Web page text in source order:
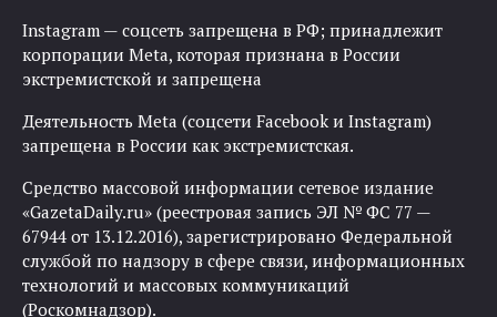
Instagram — соцсеть запрещена в РФ; принадлежит
корпорации Meta, которая признана в России
экстремистской и запрещена
Деятельность Meta (соцсети Facebook и Instagram)
запрещена в России как экстремистская.
Средство массовой информации сетевое издание
«GazetaDaily.ru» (реестровая запись ЭЛ № ФС 77 —
67944 от 13.12.2016), зарегистрировано Федеральной
службой по надзору в сфере связи, информационных
технологий и массовых коммуникаций
(Роскомнадзор).